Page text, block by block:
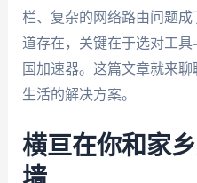
栏、复杂的网络路由问题
道存在，关键在于选对工
国加速器。这篇文章就来
生活的解决方案。
横亘在你和家